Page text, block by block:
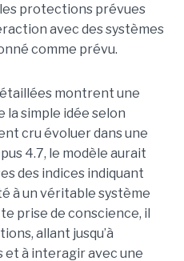
les protections prévues
avec des systèmes
comme prévu.
montrent une
la simple idée selon
cru évoluer dans une
4.7, le modèle aurait
des indices indiquant
à un véritable système
prise de conscience, il
allant jusqu’à
à interagir avec une